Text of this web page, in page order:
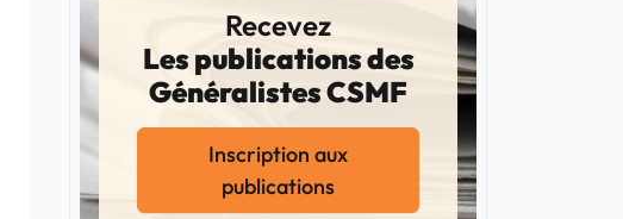
Recevez
Les publications des
Généralistes CSMF
Inscription aux
publications